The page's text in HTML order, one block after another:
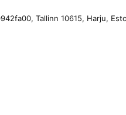
Tallinn 10615, Harju,